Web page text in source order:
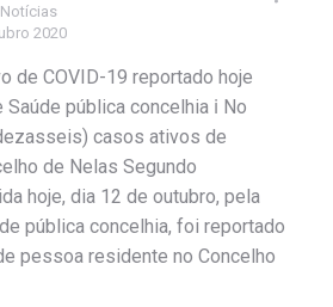
Notícias
2020
de COVID-19 reportado hoje
pública concelhia ℹ️ No
casos ativos de
de Nelas Segundo
hoje, dia 12 de outubro, pela
pública concelhia, foi reportado
pessoa residente no Concelho